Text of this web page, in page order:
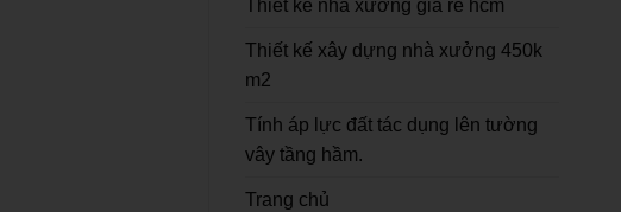
Thiết kế nhà xưởng giá rẻ hcm
Thiết kế xây dựng nhà xưởng 450k
m2
Tính áp lực đất tác dụng lên tường
vây tầng hầm.
Trang chủ